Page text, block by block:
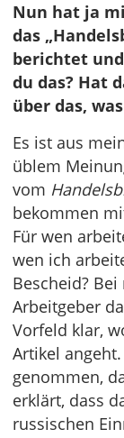
Nun hat ja
das
berichtet
du das? Hat
über das,
Es ist aus
üblem
vom
bekommen
Für wen
wen ich
Bescheid?
Arbeitgeber
Vorfeld klar,
Artikel
genommen,
erklärt, dass
russischen